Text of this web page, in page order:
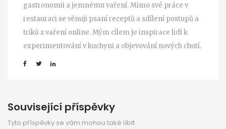
gastronomii a jemnému vaření. Mimo své práce v
restauraci se věnuji psaní receptů a sdílení postupů a
triků z vaření online. Mým cílem je inspirace lidí k
experimentování v kuchyni a objevování nových chutí.
Související příspěvky
Tyto příspěvky se vám mohou také líbit